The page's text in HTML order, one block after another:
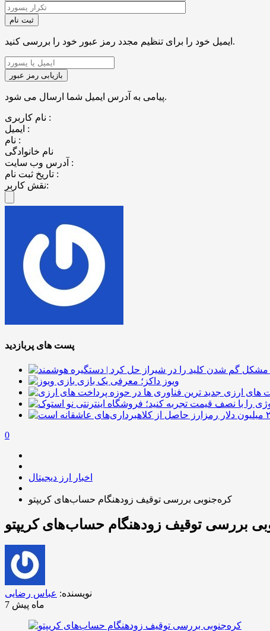
ایمیل خود را برای تنظیم مجدد رمز عبور خود را بررسی کنید.
پیامی به آدرس ایمیل شما ارسال می شود.
نام کاربری :
ایمیل :
نام :
نام خانوادگی
آدرس وب سایت :
تاریخ ثبت نام :
نقش کاربر:
پست های پربازدید
ویوز داکز؛ معرفی یک بازی
های ارزی
0
اخبار ارز دیجیتال
کره‌جنوبی بررسی توقیف زودهنگام حساب‌های کریپتو
بررسی توقیف زودهنگام حساب‌های کریپتو
نویسنده: عباس رضایی
7 ماه پیش